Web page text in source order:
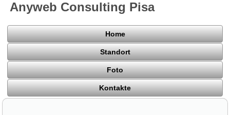
Anyweb Consulting Pisa
Home
Standort
Foto
Kontakte